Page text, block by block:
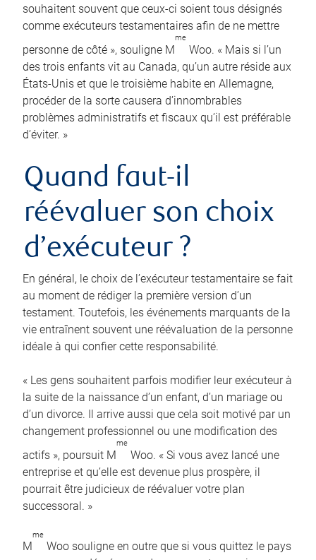
souhaitent souvent que ceux-ci soient tous désignés
comme exécuteurs testamentaires afin de ne mettre
personne de côté », souligne M
me
Woo. « Mais si l’un
des trois enfants vit au Canada, qu’un autre réside aux
États-Unis et que le troisième habite en Allemagne,
procéder de la sorte causera d’innombrables
problèmes administratifs et fiscaux qu’il est préférable
d’éviter. »
Quand faut-il
réévaluer son choix
d’exécuteur ?
En général, le choix de l’exécuteur testamentaire se fait
au moment de rédiger la première version d’un
testament. Toutefois, les événements marquants de la
vie entraînent souvent une réévaluation de la personne
idéale à qui confier cette responsabilité.
« Les gens souhaitent parfois modifier leur exécuteur à
la suite de la naissance d’un enfant, d’un mariage ou
d’un divorce. Il arrive aussi que cela soit motivé par un
changement professionnel ou une modification des
actifs », poursuit M
me
Woo. « Si vous avez lancé une
entreprise et qu’elle est devenue plus prospère, il
pourrait être judicieux de réévaluer votre plan
successoral. »
M
me
Woo souligne en outre que si vous quittez le pays